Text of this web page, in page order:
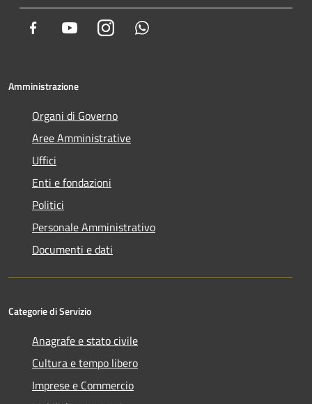
Facebook YoutubeInstagram
Amministrazione
Organi di Governo
Aree Amministrative
Uffici
Enti e fondazioni
Politici
Personale Amministrativo
Documenti e dati
Categorie di Servizio
Anagrafe e stato civile
Cultura e tempo libero
Imprese e Commercio